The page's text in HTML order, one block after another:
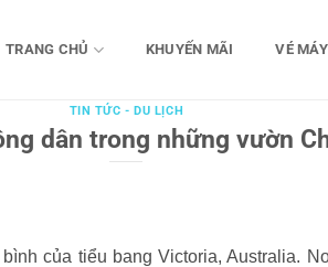
TRANG CHỦ KHUYẾN MÃI VÉ
TIN TỨC - DU LỊCH
dân trong những vườn
của tiểu bang Victoria, Australia.